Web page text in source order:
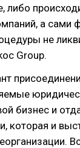
либо
а сами
не
Group.
бизнес и
которая и